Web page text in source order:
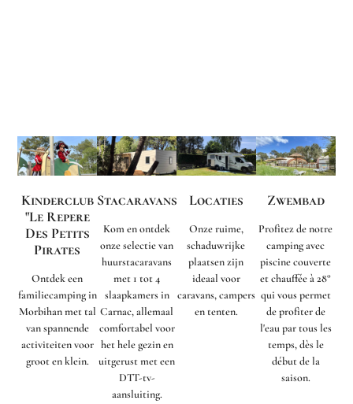
Kinderclub
"Le Repere
Des Petits
Pirates
Ontdek een
familiecamping in
Morbihan met tal
van spannende
activiteiten voor
groot en klein.
Stacaravans
Kom en ontdek
onze selectie van
huurstacaravans
met 1 tot 4
slaapkamers in
Carnac, allemaal
comfortabel voor
het hele gezin en
uitgerust met een
DTT-tv-
aansluiting.
Locaties
Onze ruime,
schaduwrijke
plaatsen zijn
ideaal voor
caravans, campers
en tenten.
Zwembad
Profitez de notre
camping avec
piscine couverte
et chauffée à 28°
qui vous permet
de profiter de
l'eau par tous les
temps, dès le
début de la
saison.